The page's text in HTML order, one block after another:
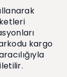
kargo